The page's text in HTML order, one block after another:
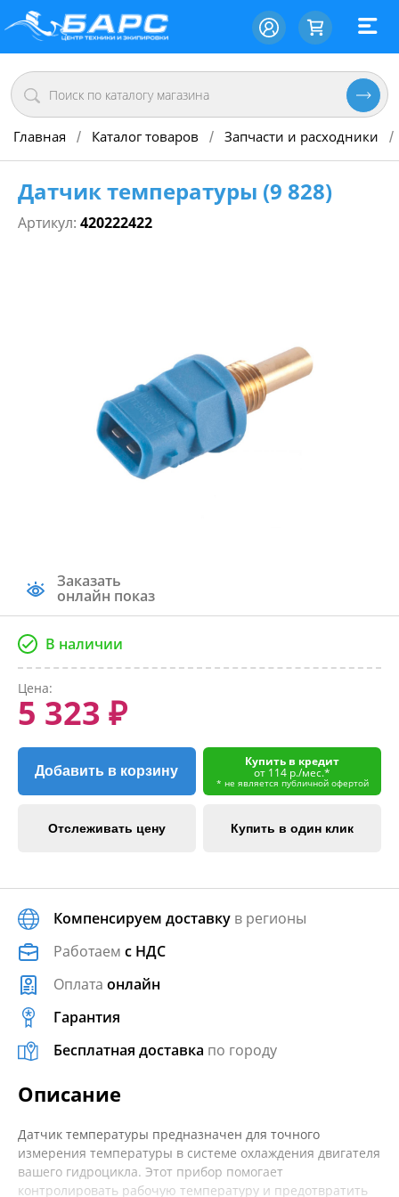
Главная / Каталог товаров / Запчасти и расходники /
Датчик температуры (9 828)
Артикул: 420222422
Заказать
онлайн показ
В наличии
Цена:
5 323 ₽
Добавить в корзину
Купить в кредит
от 114 р./мес.*
* не является публичной офертой
Отслеживать цену Купить в один клик
Компенсируем доставку в регионы
Работаем с НДС
Оплата онлайн
Гарантия
Бесплатная доставка по городу
Описание
Датчик температуры предназначен для точного
измерения температуры в системе охлаждения двигателя
вашего гидроцикла. Этот прибор помогает
контролировать рабочую температуру и предотвратить